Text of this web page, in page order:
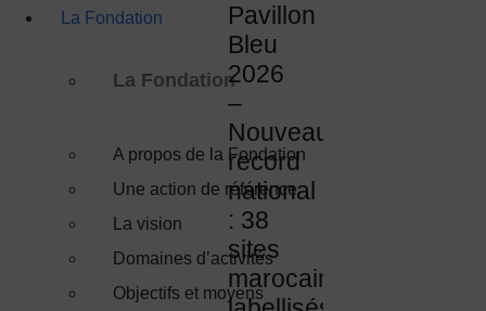
La Fondation
La Fondation
A propos de la Fondation
Une action de référence
La vision
Domaines d’activités
Objectifs et moyens
Pavillon
Bleu
2026
–
Nouveau
record
national
: 38
sites
marocains